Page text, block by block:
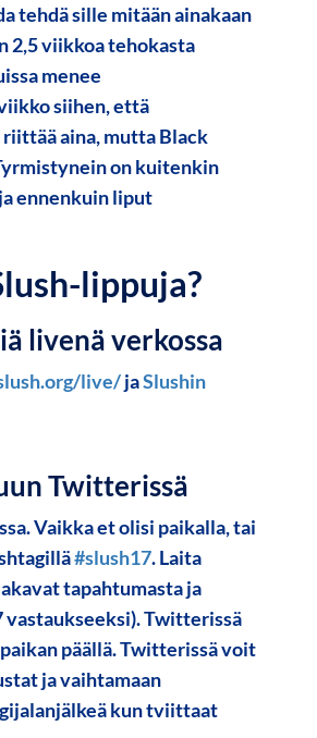
tehdä sille mitään ainakaan
2,5 viikkoa tehokasta
menee
siihen, että
aina, mutta Black
on kuitenkin
ennenkuin liput
lippuja?
livenä verkossa
live/jaSlushin
Twitterissä
Vaikka et olisi paikalla, tai
#slush17. Laita
tapahtumasta ja
vastaukseeksi). Twitterissä
päällä. Twitterissä voit
ja vaihtamaan
kun tviittaat